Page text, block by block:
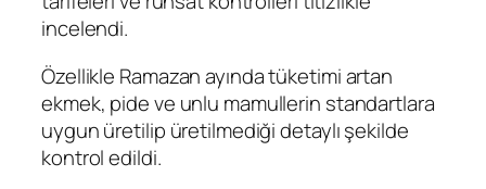
incelendi.
Özellikle Ramazan ayında tüketimi artan
ekmek, pide ve unlu mamullerin standartlara
uygun üretilip üretilmediği detaylı şekilde
kontrol edildi.